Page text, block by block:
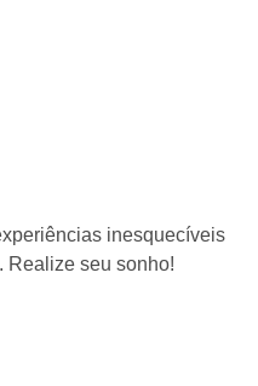
inesquecíveis
Realize seu sonho!